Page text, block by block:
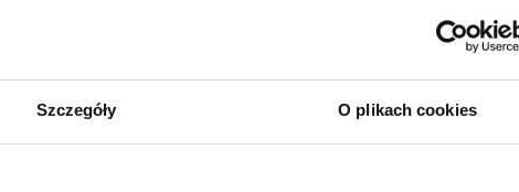
Szczegóły O plikach cookies